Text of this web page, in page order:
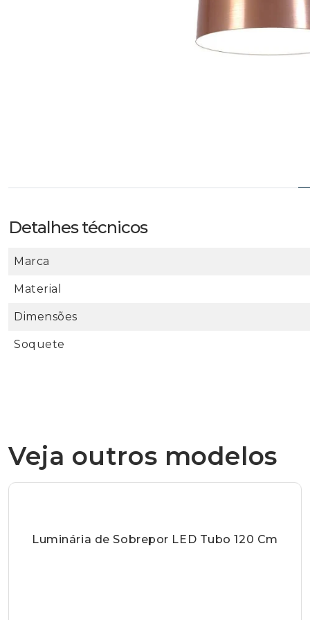
Detalhes técnicos
Marca
Material
Dimensões
Soquete
Veja outros modelos
Luminária de Sobrepor LED Tubo 120 Cm